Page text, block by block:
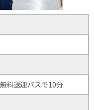
料送迎バスで10分